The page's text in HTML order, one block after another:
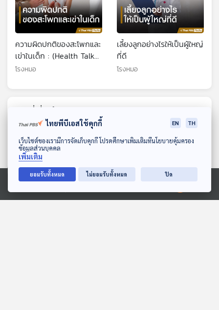
ดาวน์โหลด Thai PBS Podcast Application
Ⓒ 2020 องค์การกระจายเสียงและแพร่ภาพสาธารณะแห่งประเทศไทย
ความผิดปกติของสะโพกและ
เข่าในเด็ก : (Health Talk
Health Tips)
โรงหมอ
เลี้ยงลูกอย่างไรให้เป็นผู้ใหญ่
ที่ดี
โรงหมอ
ตอนที่เกี่ยวข้อง
ไทยพีบีเอสใช้คุกกี้ EN TH
เว็บไซต์ของเรามีการจัดเก็บคุกกี้ โปรดศึกษาเพิ่มเติมที่นโยบายคุ้มครอง
ข้อมูลส่วนบุคคล
เพิ่มเติม
ยอมรับทั้งหมด ไม่ยอมรับทั้งหมด ปิด